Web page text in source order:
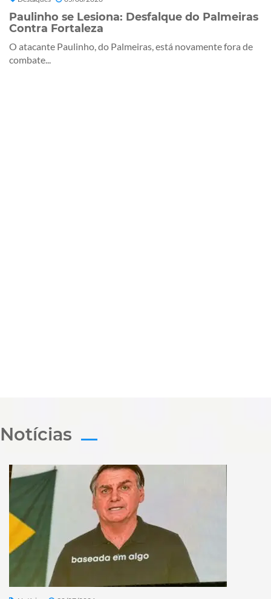
Paulinho se Lesiona: Desfalque do Palmeiras
Contra Fortaleza
O atacante Paulinho, do Palmeiras, está novamente fora de
combate...
Notícias